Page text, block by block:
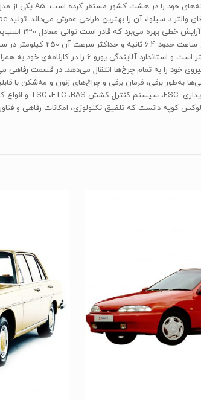
پیمودن 100 کیلومتر حدود 7 لیتر است
کوپه دانست که تلفیق تکنولوژی، امکانات رفاهی و